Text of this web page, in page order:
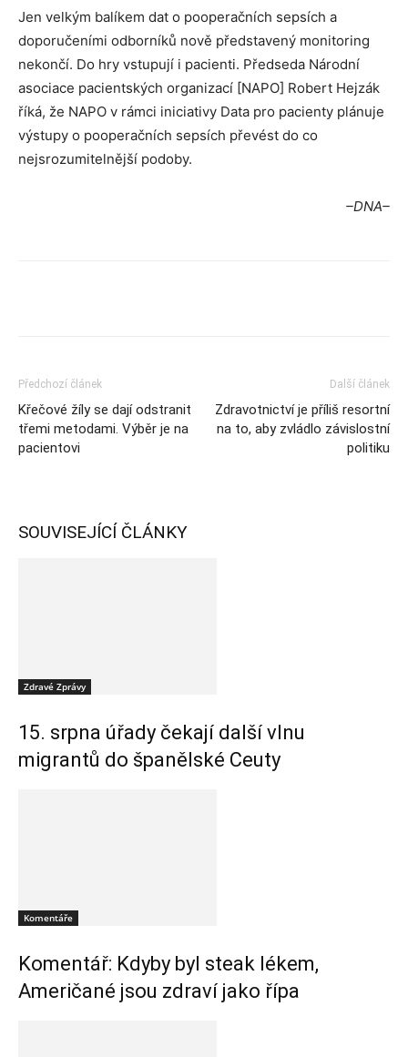
Jen velkým balíkem dat o pooperačních sepsích a
doporučeními odborníků nově představený monitoring
nekončí. Do hry vstupují i pacienti. Předseda Národní
asociace pacientských organizací [NAPO] Robert Hejzák
říká, že NAPO v rámci iniciativy Data pro pacienty plánuje
výstupy o pooperačních sepsích převést do co
nejsrozumitelnější podoby.
–DNA–
Předchozí článek
Křečové žíly se dají odstranit
třemi metodami. Výběr je na
pacientovi
Další článek
Zdravotnictví je příliš resortní
na to, aby zvládlo závislostní
politiku
SOUVISEJÍCÍ ČLÁNKY
Zdravé Zprávy
15. srpna úřady čekají další vlnu
migrantů do španělské Ceuty
Komentáře
Komentář: Kdyby byl steak lékem,
Američané jsou zdraví jako řípa